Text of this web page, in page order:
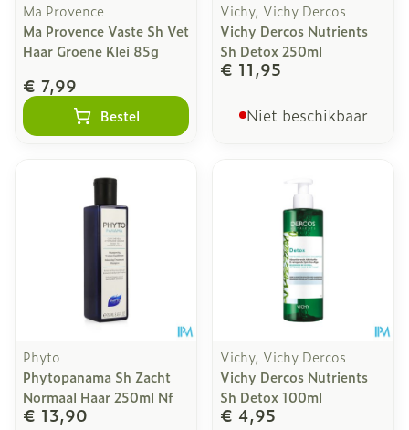
Ma Provence
Ma Provence Vaste Sh Vet
Haar Groene Klei 85g
€ 7,99
Bestel
Vichy, Vichy Dercos
Vichy Dercos Nutrients
Sh Detox 250ml
€ 11,95
Niet beschikbaar
Phyto
Phytopanama Sh Zacht
Normaal Haar 250ml Nf
€ 13,90
Vichy, Vichy Dercos
Vichy Dercos Nutrients
Sh Detox 100ml
€ 4,95